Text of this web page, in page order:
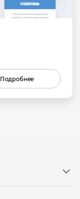
Подробнее